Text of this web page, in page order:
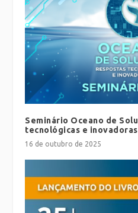
Seminário Oceano de
tecnológicas e inovadoras
16 de outubro de 2025